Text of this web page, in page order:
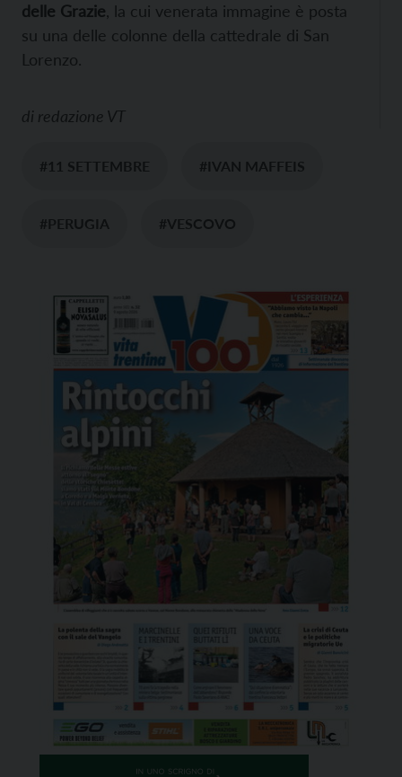
delle Grazie , la cui venerata immagine è posta
su una delle colonne della cattedrale di San
Lorenzo.
di redazione VT
#11 SETTEMBRE #IVAN MAFFEIS
#PERUGIA #VESCOVO